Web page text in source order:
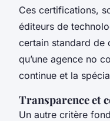
Ces certifications,
éditeurs de
certain standard de
qu’une agence no
continue et la
Transparence et
Un autre critère